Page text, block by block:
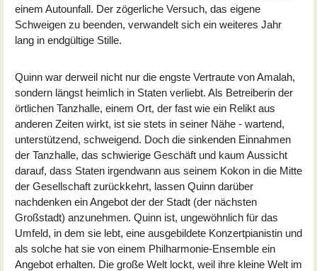
einem Autounfall. Der zögerliche Versuch, das eigene
Schweigen zu beenden, verwandelt sich ein weiteres Jahr
lang in endgültige Stille.
Quinn war derweil nicht nur die engste Vertraute von Amalah,
sondern längst heimlich in Staten verliebt. Als Betreiberin der
örtlichen Tanzhalle, einem Ort, der fast wie ein Relikt aus
anderen Zeiten wirkt, ist sie stets in seiner Nähe - wartend,
unterstützend, schweigend. Doch die sinkenden Einnahmen
der Tanzhalle, das schwierige Geschäft und kaum Aussicht
darauf, dass Staten irgendwann aus seinem Kokon in die Mitte
der Gesellschaft zurückkehrt, lassen Quinn darüber
nachdenken ein Angebot der der Stadt (der nächsten
Großstadt) anzunehmen. Quinn ist, ungewöhnlich für das
Umfeld, in dem sie lebt, eine ausgebildete Konzertpianistin und
als solche hat sie von einem Philharmonie-Ensemble ein
Angebot erhalten. Die große Welt lockt, weil ihre kleine Welt im